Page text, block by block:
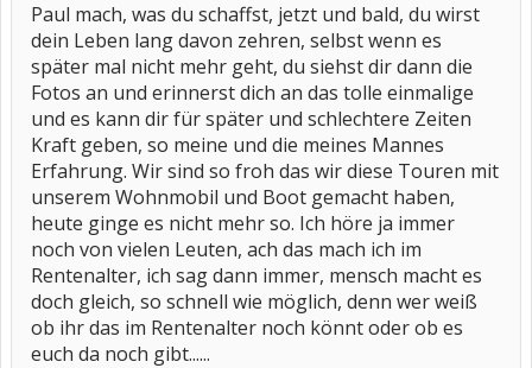
Paul mach, was du schaffst, jetzt und bald, du wirst
dein Leben lang davon zehren, selbst wenn es
später mal nicht mehr geht, du siehst dir dann die
Fotos an und erinnerst dich an das tolle einmalige
und es kann dir für später und schlechtere Zeiten
Kraft geben, so meine und die meines Mannes
Erfahrung. Wir sind so froh das wir diese Touren mit
unserem Wohnmobil und Boot gemacht haben,
heute ginge es nicht mehr so. Ich höre ja immer
noch von vielen Leuten, ach das mach ich im
Rentenalter, ich sag dann immer, mensch macht es
doch gleich, so schnell wie möglich, denn wer weiß
ob ihr das im Rentenalter noch könnt oder ob es
euch da noch gibt......